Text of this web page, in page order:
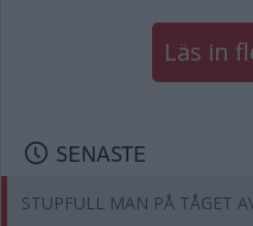
Läs in
SENASTE
STUPFULL MAN PÅ TÅGET